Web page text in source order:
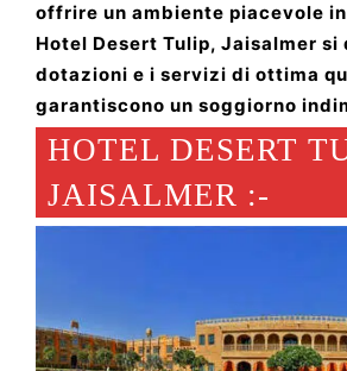
offrire un ambiente piacevole
Hotel Desert Tulip, Jaisalmer si
dotazioni e i servizi di ottima
garantiscono un soggiorno
HOTEL DESERT
JAISALMER :-